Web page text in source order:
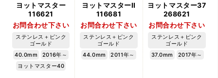
ヨットマスター
116621
お問合わせ下さい
ステンレス＋ピンク
ゴールド
40.0mm
2016年～
ヨットマスター40
ヨットマスターII
116681
お問合わせ下さい
ステンレス＋ピンク
ゴールド
44.0mm
2011年～
ヨットマスター37
268621
お問合わせ下さい
ステンレス＋ピンク
ゴールド
37.0mm
2017年～